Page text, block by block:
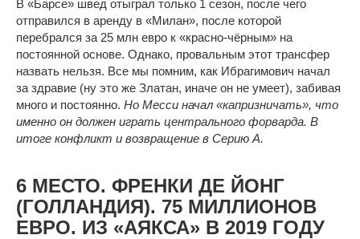
В «Барсе» швед отыграл только 1 сезон, после чего
отправился в аренду в «Милан», после которой
перебрался за 25 млн евро к «красно-чёрным» на
постоянной основе. Однако, провальным этот трансфер
назвать нельзя. Все мы помним, как Ибрагимович начал
за здравие (ну это же Златан, иначе он не умеет), забивая
много и постоянно. Но Месси начал «капризничать», что
именно он должен играть центрального форварда. В
итоге конфликт и возвращение в Серию А.
6 МЕСТО. ФРЕНКИ ДЕ ЙОНГ
(ГОЛЛАНДИЯ). 75 МИЛЛИОНОВ
ЕВРО. ИЗ «АЯКСА» В 2019 ГОДУ